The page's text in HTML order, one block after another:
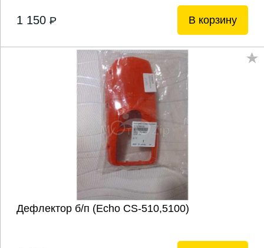
1 150 P В корзину
Дефлектор б/п (Echo CS-510,5100)